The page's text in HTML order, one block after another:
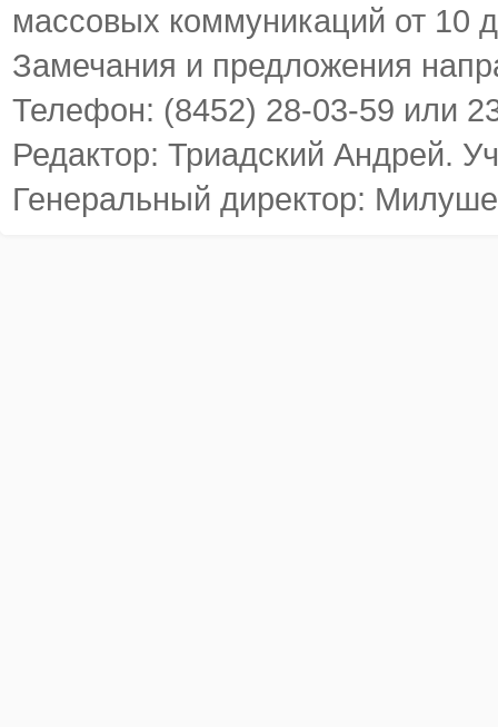
массовых коммуникаций от 10
Замечания и предложения
Телефон: (8452) 28-03-59 или
Редактор: Триадский Андрей.
Генеральный директор: